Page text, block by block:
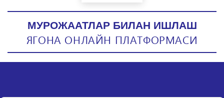
МУРОЖААТЛАР БИЛАН ИШЛАШ
ЯГОНА ОНЛАЙН ПЛАТФОРМАСИ